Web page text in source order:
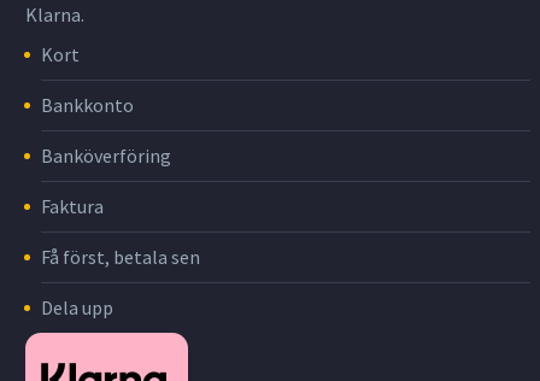
Klarna.
Kort
Bankkonto
Banköverföring
Faktura
Få först, betala sen
Dela upp